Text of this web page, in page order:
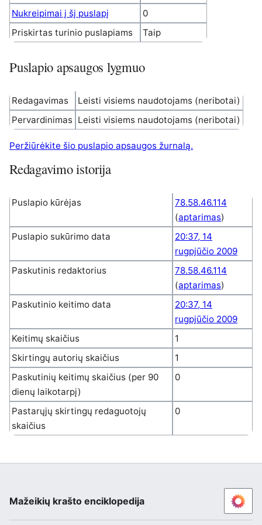
Nukreipimai į šį puslapį
0
Priskirtas turinio puslapiams
Taip
Puslapio apsaugos lygmuo
Redagavimas
Leisti visiems naudotojams (neribotai)
Pervardinimas Leisti visiems naudotojams (neribotai)
Peržiūrėkite šio puslapio apsaugos žurnalą.
Redagavimo istorija
Puslapio kūrėjas
78.58.46.114
(aptarimas)
Puslapio sukūrimo data
20:37, 14
rugpjūčio 2009
Paskutinis redaktorius
78.58.46.114
(aptarimas)
Paskutinio keitimo data
20:37, 14
rugpjūčio 2009
Keitimų skaičius
1
Skirtingų autorių skaičius
1
Paskutinių keitimų skaičius (per 90
dienų laikotarpį)
0
Pastarųjų skirtingų redaguotojų
skaičius
0
Mažeikių krašto enciklopedija